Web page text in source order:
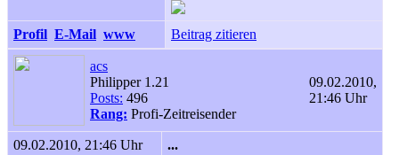
Profil E-Mail www Beitrag zitieren
acs
Philipper 1.21
Posts: 496
Rang: Profi-Zeitreisender
09.02.2010,
21:46 Uhr
09.02.2010, 21:46 Uhr
...